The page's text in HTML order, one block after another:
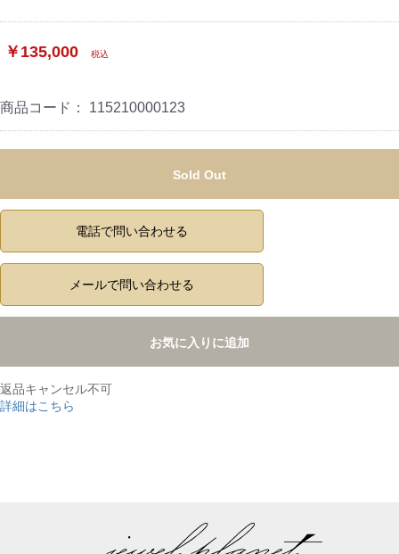
￥135,000 税込
商品コード： 115210000123
Sold Out
電話で問い合わせる
メールで問い合わせる
お気に入りに追加
返品キャンセル不可
詳細はこちら